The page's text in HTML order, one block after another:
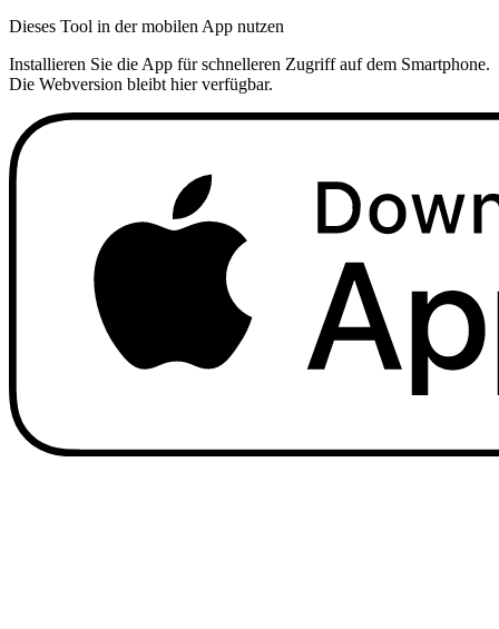
Dieses Tool in der mobilen App nutzen
Installieren Sie die App für schnelleren Zugriff auf dem Smartphone.
Die Webversion bleibt hier verfügbar.